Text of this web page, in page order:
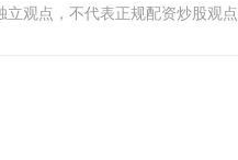
立观点，不代表正规配资炒股观点